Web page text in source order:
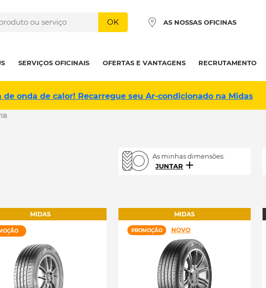
OK AS NOSSAS OFICINAS
SERVIÇOS OFICINAIS OFERTAS E VANTAGENS RECRUTAMENTO
de onda de calor! Recarregue seu Ar-condicionado na Midas
As minhas dimensões:
JUNTAR
MIDAS MIDAS
PROMOÇÃO NOVO